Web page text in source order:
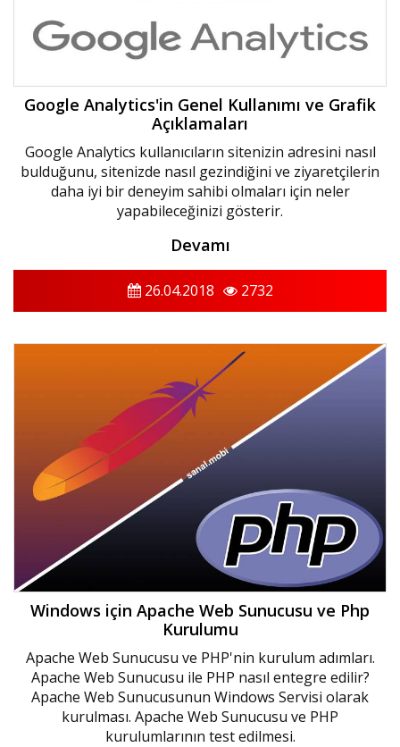
Google Analytics'in Genel Kullanımı ve Grafik
Açıklamaları
Google Analytics kullanıcıların sitenizin adresini nasıl
bulduğunu, sitenizde nasıl gezindiğini ve ziyaretçilerin
daha iyi bir deneyim sahibi olmaları için neler
yapabileceğinizi gösterir.
Devamı
26.04.2018 2732
Windows için Apache Web Sunucusu ve Php
Kurulumu
Apache Web Sunucusu ve PHP'nin kurulum adımları.
Apache Web Sunucusu ile PHP nasıl entegre edilir?
Apache Web Sunucusunun Windows Servisi olarak
kurulması. Apache Web Sunucusu ve PHP
kurulumlarının test edilmesi.